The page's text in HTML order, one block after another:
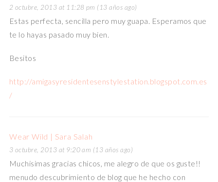
2 octubre, 2013 at 11:28 pm (13 años ago)
Estas perfecta, sencilla pero muy guapa. Esperamos que
te lo hayas pasado muy bien.
Besitos
http://amigasyresidentesenstylestation.blogspot.com.es
/
Wear Wild | Sara Salah
3 octubre, 2013 at 9:20 am (13 años ago)
Muchisimas gracias chicos, me alegro de que os guste!!
menudo descubrimiento de blog que he hecho con